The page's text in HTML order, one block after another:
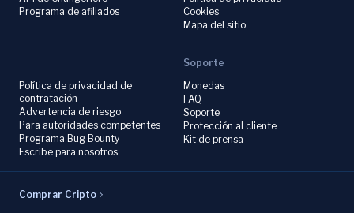
Programa de afiliados
Cookies
Mapa del sitio
Política de privacidad de
contratación
Advertencia de riesgo
Para autoridades competentes
Programa Bug Bounty
Escribe para nosotros
Soporte
Monedas
FAQ
Soporte
Protección al cliente
Kit de prensa
Comprar Cripto